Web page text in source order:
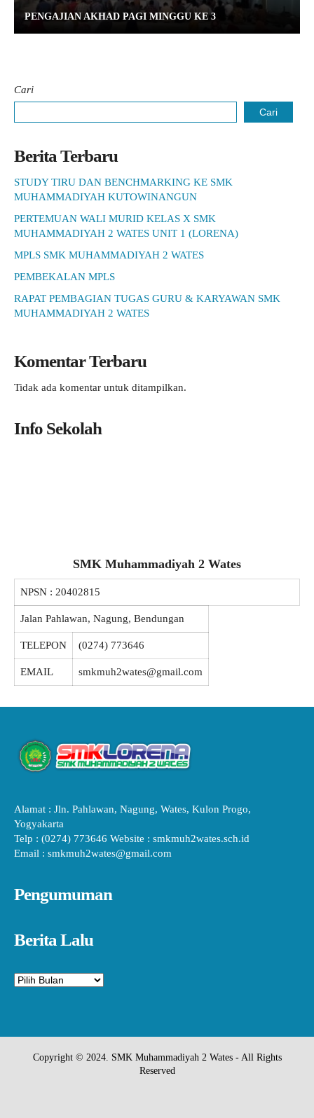
PENGAJIAN AKHAD PAGI MINGGU KE 3
Cari
Cari
Berita Terbaru
STUDY TIRU DAN BENCHMARKING KE SMK
MUHAMMADIYAH KUTOWINANGUN
PERTEMUAN WALI MURID KELAS X SMK
MUHAMMADIYAH 2 WATES UNIT 1 (LORENA)
MPLS SMK MUHAMMADIYAH 2 WATES
PEMBEKALAN MPLS
RAPAT PEMBAGIAN TUGAS GURU & KARYAWAN SMK
MUHAMMADIYAH 2 WATES
Komentar Terbaru
Tidak ada komentar untuk ditampilkan.
Info Sekolah
SMK Muhammadiyah 2 Wates
NPSN : 20402815
Jalan Pahlawan, Nagung, Bendungan
TELEPON (0274) 773646
EMAIL smkmuh2wates@gmail.com
Alamat : Jln. Pahlawan, Nagung, Wates, Kulon Progo,
Yogyakarta
Telp : (0274) 773646 Website : smkmuh2wates.sch.id
Email : smkmuh2wates@gmail.com
Pengumuman
Berita Lalu
Arsip
Copyright © 2024. SMK Muhammadiyah 2 Wates - All Rights
Reserved